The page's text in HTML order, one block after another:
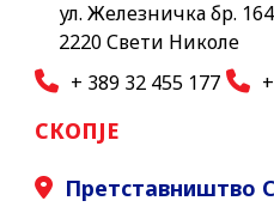
ул. Железничка бр. 164
2220 Свети Николе
+ 389 32 455 177
СКОПЈЕ
Претставништво